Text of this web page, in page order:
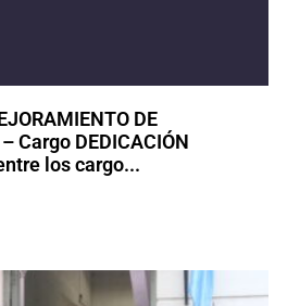
DE
Cargo DEDICACIÓN
los cargo...